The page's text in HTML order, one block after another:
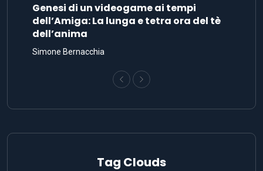
Genesi di un videogame ai tempi
dell’Amiga: La lunga e tetra ora del tè
dell’anima
Simone Bernacchia
Tag Clouds